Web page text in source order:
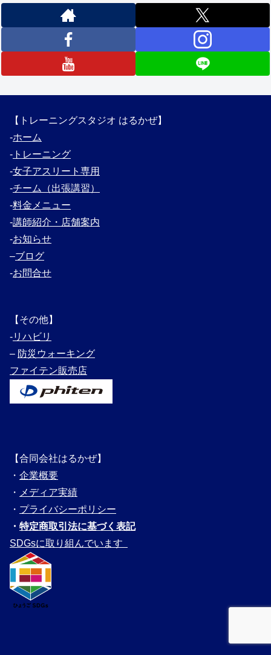
【トレーニングスタジオ はるかぜ】
‐ホーム
‐ トレーニング
‐女子アスリート専用
‐チーム（出張講習）
‐料金メニュー
‐講師紹介・ 店舗案内
‐お知らせ
–ブログ
‐お問合せ
【その他】
‐リハビリ
– 防災ウォーキング
ファイテン販売店
【合同会社はるかぜ】
・ 企業概要
・ メディ ア実績
・ プライバシーポリシー
・ 特定商取引法に基づく表記
SDGsに取り組んでいます